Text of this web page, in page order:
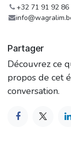
+32 71 91 92 86
Partager
Découvrez ce
propos de cet
conversation.